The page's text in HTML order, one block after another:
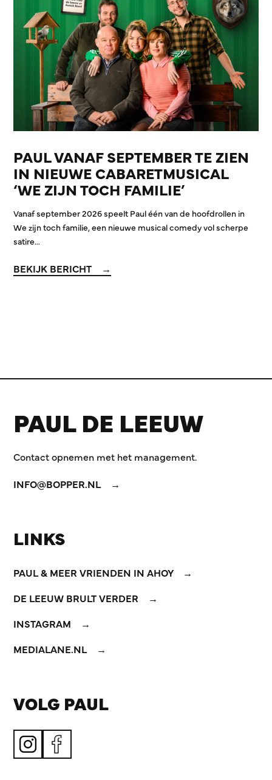
PAUL VANAF SEPTEMBER TE ZIEN
IN NIEUWE CABARETMUSICAL
‘WE ZIJN TOCH FAMILIE’
Vanaf september 2026 speelt Paul één van de hoofdrollen in
We zijn toch familie, een nieuwe musical comedy vol scherpe
satire…
BEKIJK BERICHT
PAUL DE LEEUW
Contact opnemen met het management.
INFO@BOPPER.NL
LINKS
PAUL & MEER VRIENDEN IN AHOY
DE LEEUW BRULT VERDER
INSTAGRAM
MEDIALANE.NL
VOLG PAUL